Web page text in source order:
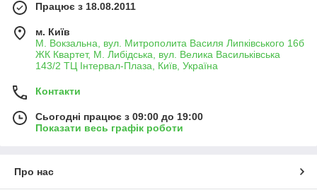
Працює з 18.08.2011
м. Київ
М. Вокзальна, вул. Митрополита Василя Липківського 16б
ЖК Квартет, М. Либідська, вул. Велика Васильківська
143/2 ТЦ Інтервал-Плаза, Київ, Україна
Контакти
Сьогодні працює з 09:00 до 19:00
Показати весь графік роботи
Про нас